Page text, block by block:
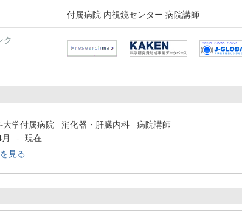
付属病院 内視鏡センター 病院講師
ク
大学付属病院 消化器・肝臓内科 病院講師
-
現在
見る